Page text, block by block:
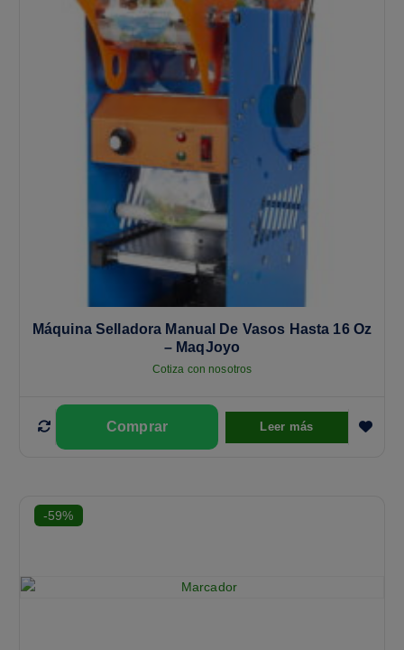
Máquina Selladora Manual De Vasos Hasta 16 Oz
– MaqJoyo
Cotiza con nosotros
Leer más
-59%